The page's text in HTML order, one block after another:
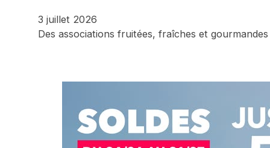
3 juillet 2026
Des associations fruitées, fraîches et